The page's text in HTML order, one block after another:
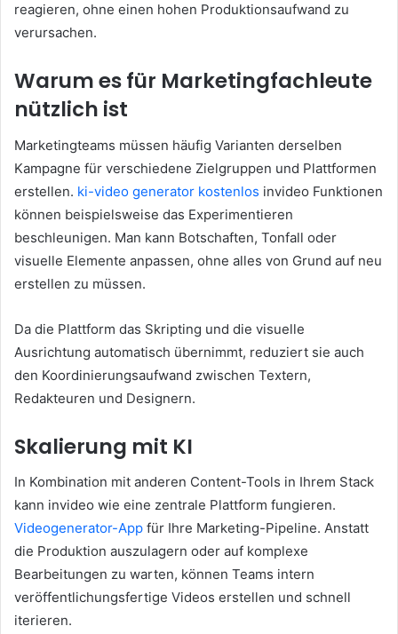
reagieren, ohne einen hohen Produktionsaufwand zu
verursachen.
Warum es für Marketingfachleute
nützlich ist
Marketingteams müssen häufig Varianten derselben
Kampagne für verschiedene Zielgruppen und Plattformen
erstellen. ki-video generator kostenlos invideo Funktionen
können beispielsweise das Experimentieren
beschleunigen. Man kann Botschaften, Tonfall oder
visuelle Elemente anpassen, ohne alles von Grund auf neu
erstellen zu müssen.
Da die Plattform das Skripting und die visuelle
Ausrichtung automatisch übernimmt, reduziert sie auch
den Koordinierungsaufwand zwischen Textern,
Redakteuren und Designern.
Skalierung mit KI
In Kombination mit anderen Content-Tools in Ihrem Stack
kann invideo wie eine zentrale Plattform fungieren.
Videogenerator-App für Ihre Marketing-Pipeline. Anstatt
die Produktion auszulagern oder auf komplexe
Bearbeitungen zu warten, können Teams intern
veröffentlichungsfertige Videos erstellen und schnell
iterieren.